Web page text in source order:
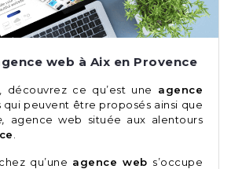
web à Aix en Provence
découvrez ce qu’est une agence
qui peuvent être proposés ainsi que
agence web située aux alentours
qu’une agence web s’occupe